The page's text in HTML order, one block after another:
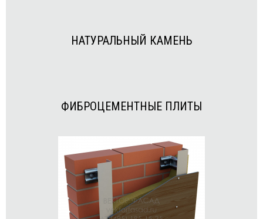
НАТУРАЛЬНЫЙ КАМЕНЬ
ФИБРОЦЕМЕНТНЫЕ ПЛИТЫ